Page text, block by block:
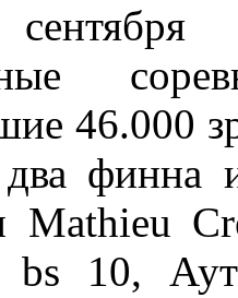
46.000
два
bs 10,